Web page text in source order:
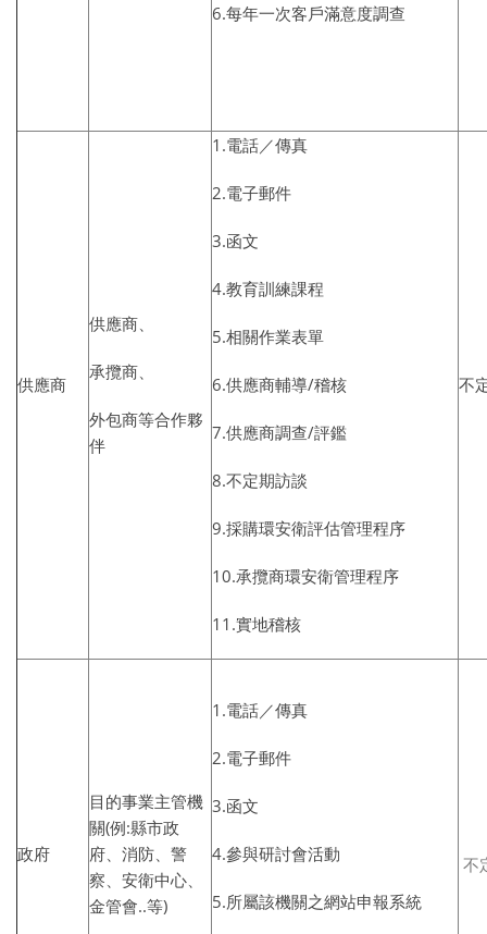
6.每年一次客戶滿意度調查
供應商
供應商、
承攬商、
外包商等合作夥
伴
1.電話／傳真
2.電子郵件
3.函文
4.教育訓練課程
5.相關作業表單
6.供應商輔導/稽核
7.供應商調查/評鑑
8.不定期訪談
9.採購環安衛評估管理程序
10.承攬商環安衛管理程序
11.實地稽核
不
政府
目的事業主管機
關(例:縣市政
府、消防、警
察、安衛中心、
金管會..等)
1.電話／傳真
2.電子郵件
3.函文
4.參與研討會活動
5.所屬該機關之網站申報系統
不